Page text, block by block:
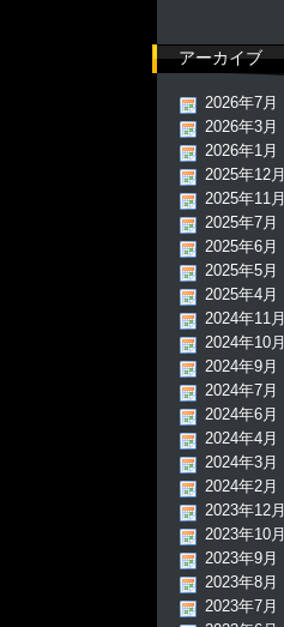
アーカイブ
2026年7月
2026年3月
2026年1月
2025年12月
2025年11月
2025年7月
2025年6月
2025年5月
2025年4月
2024年11月
2024年10月
2024年9月
2024年7月
2024年6月
2024年4月
2024年3月
2024年2月
2023年12月
2023年10月
2023年9月
2023年8月
2023年7月